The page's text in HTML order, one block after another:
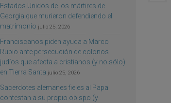
Estados Unidos de los mártires de
Georgia que murieron defendiendo el
matrimonio julio 25, 2026
Franciscanos piden ayuda a Marco
Rubio ante persecución de colonos
judíos que afecta a cristianos (y no sólo)
en Tierra Santa julio 25, 2026
Sacerdotes alemanes fieles al Papa
contestan a su propio obispo (y